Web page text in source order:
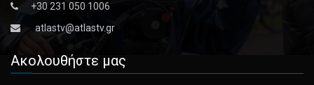
+30 231 050 1006
atlastv@atlastv.gr
Ακολουθήστε μας